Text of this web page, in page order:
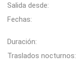
Salida desde:
Fechas:
Duración:
Traslados nocturnos: